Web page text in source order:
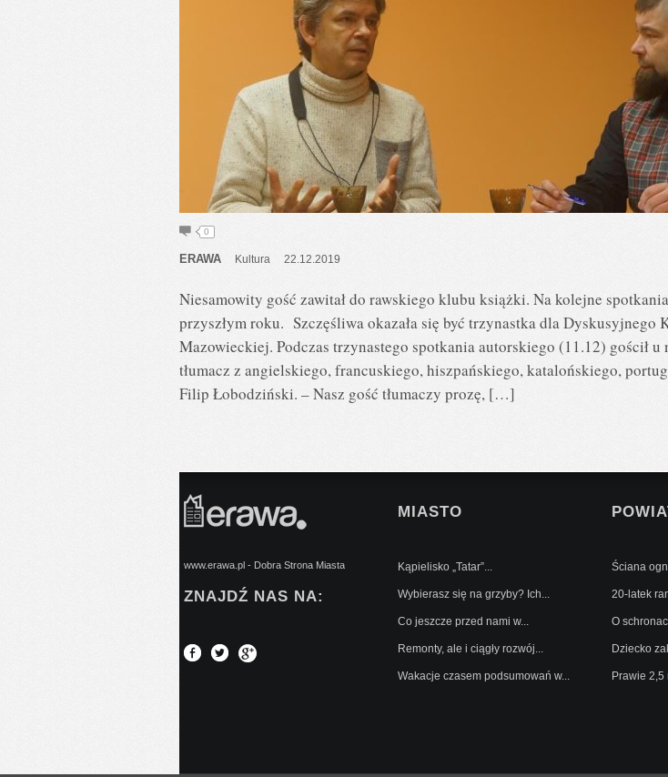
0
ERAWA Kultura 22.12.2019
Niesamowity gość zawitał do rawskiego klubu książki. Na kolejne
przyszłym roku. Szczęśliwa okazała się być trzynastka dla Dyskusyjnego
Mazowieckiej. Podczas trzynastego spotkania autorskiego (11.12) gościł
tłumacz z angielskiego, francuskiego, hiszpańskiego, katalońskiego,
Filip Łobodziński. – Nasz gość tłumaczy prozę, […]
www.erawa.pl - Dobra Strona Miasta
ZNAJDŹ NAS NA:
MIASTO
Kąpielisko „Tatar”...
Wybierasz się na grzyby? Ich...
Co jeszcze przed nami w...
Remonty, ale i ciągły rozwój...
Wakacje czasem podsumowań w...
Ściana
20-latek
O
Dziecko
Prawie 2,5